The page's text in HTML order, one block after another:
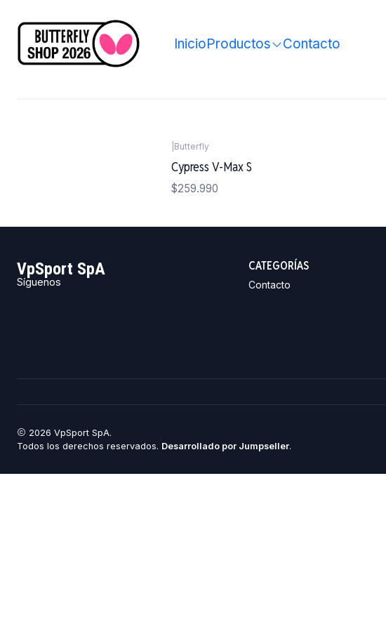
InicioProductos Contacto
Butterfly
Cypress V-Max S
$259.990
VpSport SpA
Síguenos
CATEGORÍAS
Contacto
2026 VpSport SpA.
Todos los derechos reservados. Desarrollado por Jumpseller.